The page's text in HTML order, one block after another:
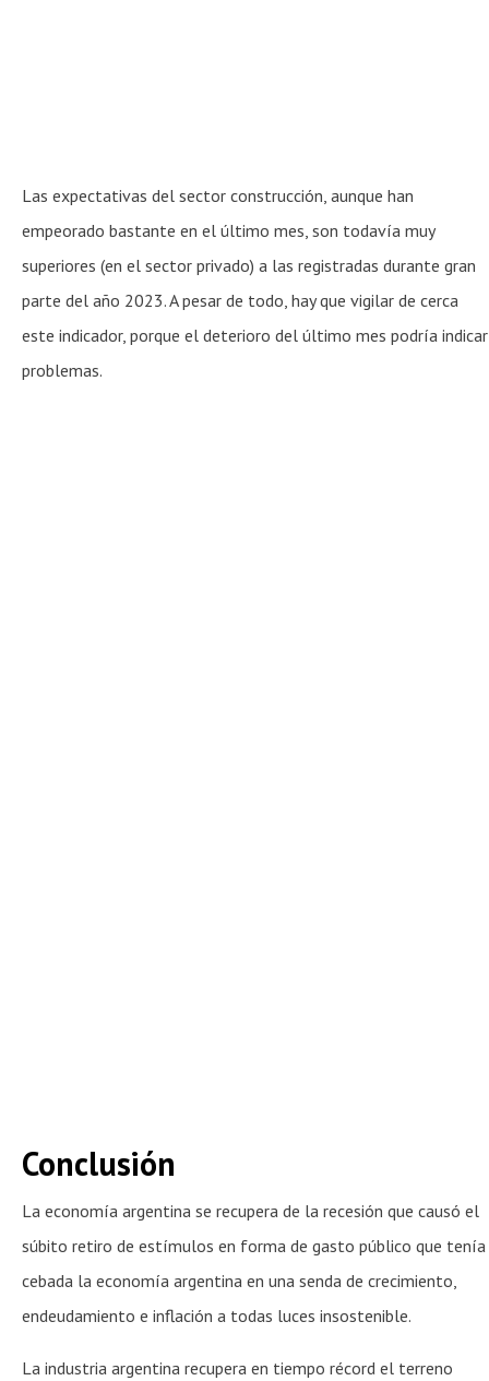
Las expectativas del sector construcción, aunque han
empeorado bastante en el último mes, son todavía muy
superiores (en el sector privado) a las registradas durante gran
parte del año 2023. A pesar de todo, hay que vigilar de cerca
este indicador, porque el deterioro del último mes podría indicar
problemas.
Conclusión
La economía argentina se recupera de la recesión que causó el
súbito retiro de estímulos en forma de gasto público que tenía
cebada la economía argentina en una senda de crecimiento,
endeudamiento e inflación a todas luces insostenible.
La industria argentina recupera en tiempo récord el terreno